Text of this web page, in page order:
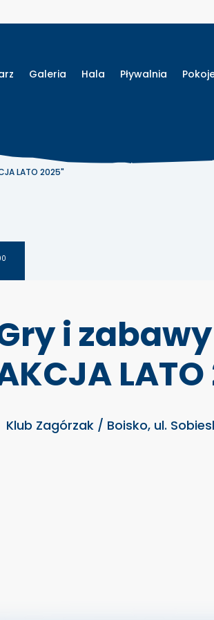
Galeria Hala Pływalnia
LATO 2025"
i
Klub Zagórzak / Boisko, ul.